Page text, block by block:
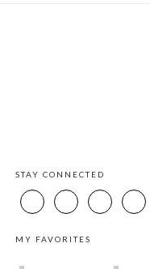
STAY CONNECTED
MY FAVORITES